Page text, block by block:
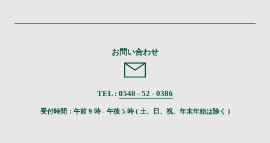
お問い合わせ
TEL : 0548 - 52 - 0386
受付時間：午前 9 時 - 午後 5 時 ( 土、日、祝、年末年始は除く )